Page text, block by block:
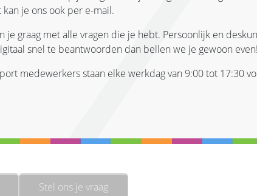
kan je ons ook per e-mail.
je graag met alle vragen die je hebt. Persoonlijk en
snel te beantwoorden dan bellen we je gewoon even!
medewerkers staan elke werkdag van 9:00 tot 17:30
Stel ons je vraag